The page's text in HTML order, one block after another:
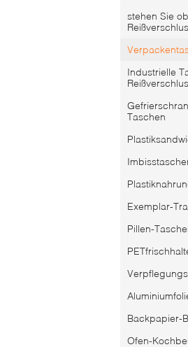
stehen Sie
Industrielle
Taschen
Exemplar-
Pillen-
Backpapier-
Ofen-